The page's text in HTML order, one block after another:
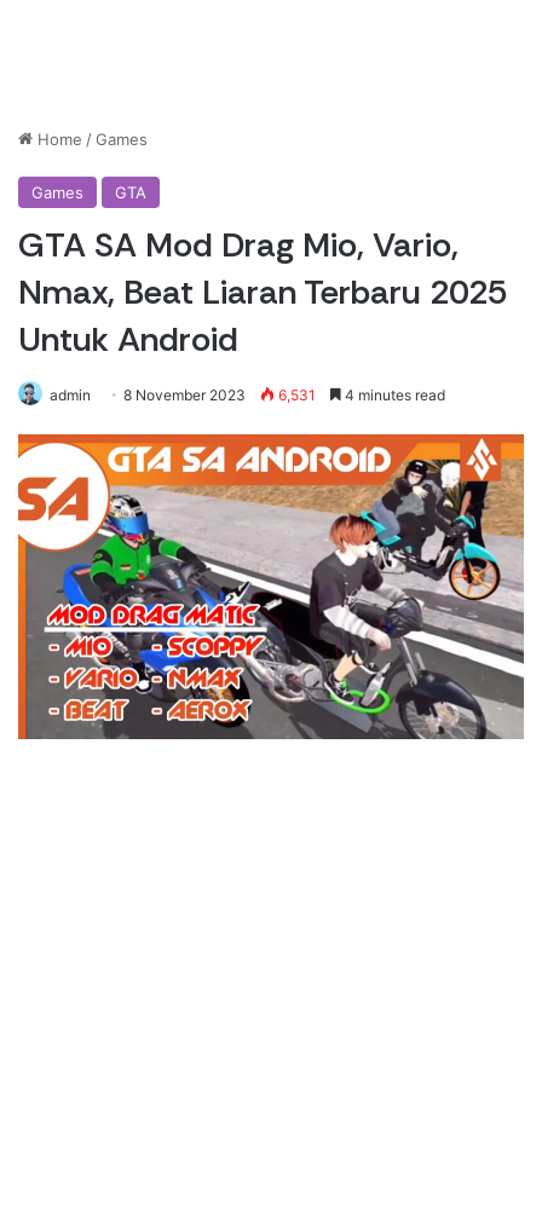
Home /Games
Games GTA
GTA SA Mod Drag Mio, Vario,
Nmax, Beat Liaran Terbaru 2025
Untuk Android
admin 8 November 2023 6,531 4 minutes read